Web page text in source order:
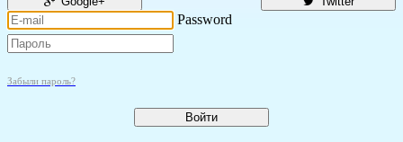
Password
Забыли пароль?
Войти